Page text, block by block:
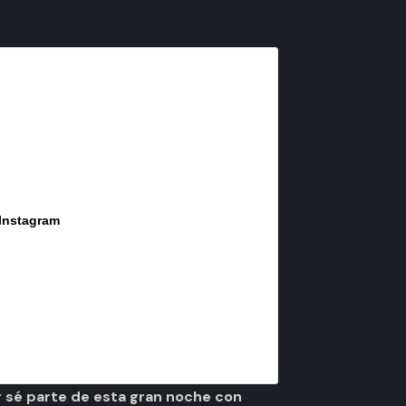
parte de esta gran noche con